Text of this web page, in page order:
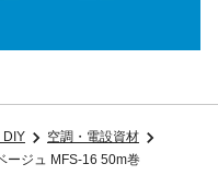
DIY
空調・電設資材
ージュ MFS-16 50m巻